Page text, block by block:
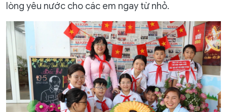
lòng yêu nước cho các em ngay từ nhỏ.